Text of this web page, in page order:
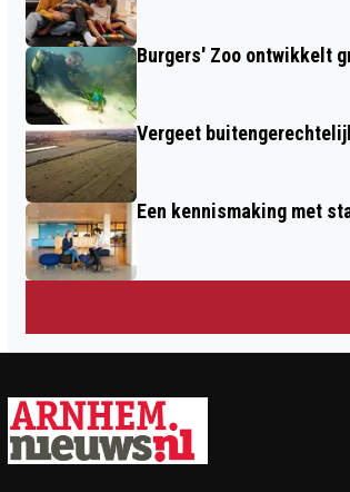
Burgers' Zoo ontwikkelt
Vergeet
Een kennismaking met